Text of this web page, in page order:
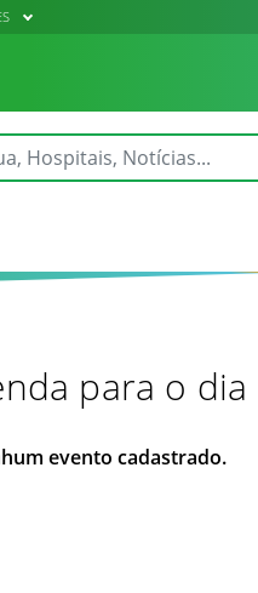
para o dia
evento cadastrado.